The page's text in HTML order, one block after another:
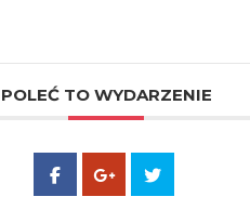
POLEĆ TO WYDARZENIE